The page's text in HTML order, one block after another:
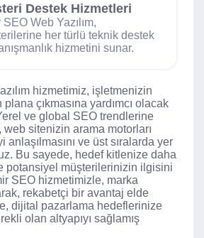
Destek Hizmetleri
SEO Web Yazılım,
her türlü teknik destek
hizmetini sunar.
hizmetimiz, işletmenizin
çıkmasına yardımcı olacak
ve global SEO trendlerine
sitenizin arama motorları
anlaşılmasını ve üst sıralarda yer
Bu sayede, hedef kitlenize daha
potansiyel müşterilerinizin ilgisini
SEO hizmetimizle, marka
rekabetçi bir avantaj elde
dijital pazarlama hedeflerinize
olan altyapıyı sağlamış